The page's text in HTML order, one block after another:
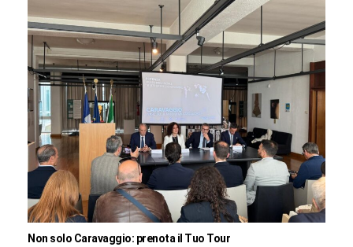
Non solo Caravaggio: prenota il Tuo Tour